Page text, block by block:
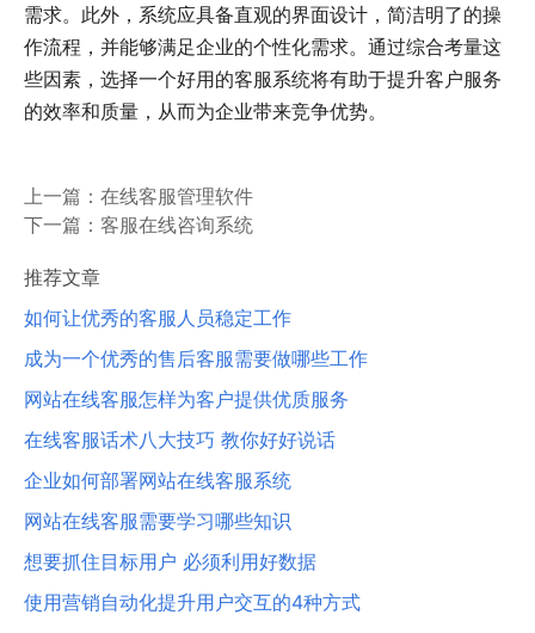
需求。此外，系统应具备直观的界面设计，简洁明了的操
作流程，并能够满足企业的个性化需求。通过综合考量这
些因素，选择一个好用的客服系统将有助于提升客户服务
的效率和质量，从而为企业带来竞争优势。
上一篇： 在线客服管理软件
下一篇： 客服在线咨询系统
推荐文章
如何让优秀的客服人员稳定工作
成为一个优秀的售后客服需要做哪些工作
网站在线客服怎样为客户提供优质服务
在线客服话术八大技巧 教你好好说话
企业如何部署网站在线客服系统
网站在线客服需要学习哪些知识
想要抓住目标用户 必须利用好数据
使用营销自动化提升用户交互的4种方式